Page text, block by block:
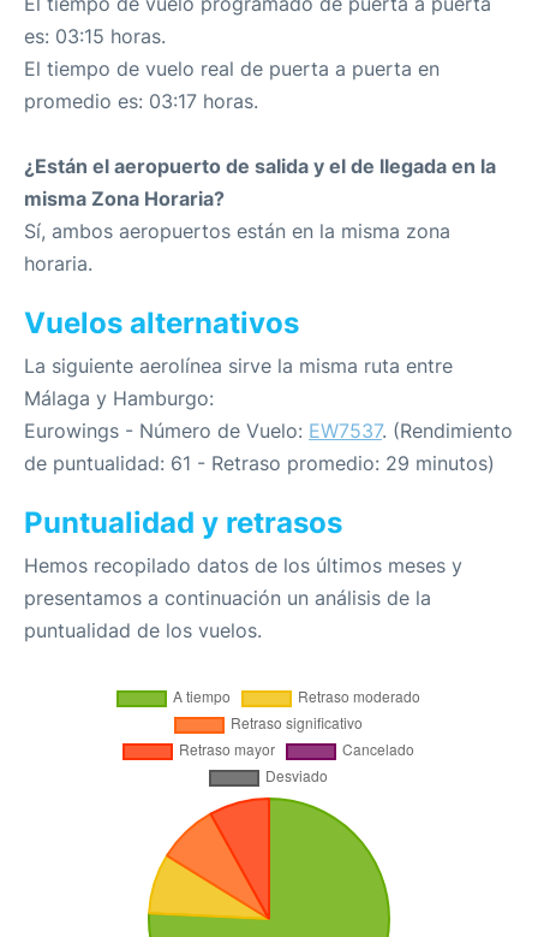
es: 03:15 horas.
El tiempo de vuelo real de puerta a puerta en
promedio es: 03:17 horas.
¿Están el aeropuerto de salida y el de llegada en la
misma Zona Horaria?
Sí, ambos aeropuertos están en la misma zona
horaria.
Vuelos alternativos
La siguiente aerolínea sirve la misma ruta entre
Málaga y Hamburgo:
Eurowings - Número de Vuelo: EW7537. (Rendimiento
de puntualidad: 61 - Retraso promedio: 29 minutos)
Puntualidad y retrasos
Hemos recopilado datos de los últimos meses y
presentamos a continuación un análisis de la
puntualidad de los vuelos.